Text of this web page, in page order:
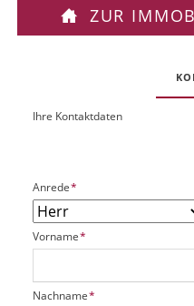
ZUR
O
k
P
t
z
UIhre Kontaktdaten
P
f
l
i
t
Anrede*
P
f
i
Vorname*
P
Nachname*